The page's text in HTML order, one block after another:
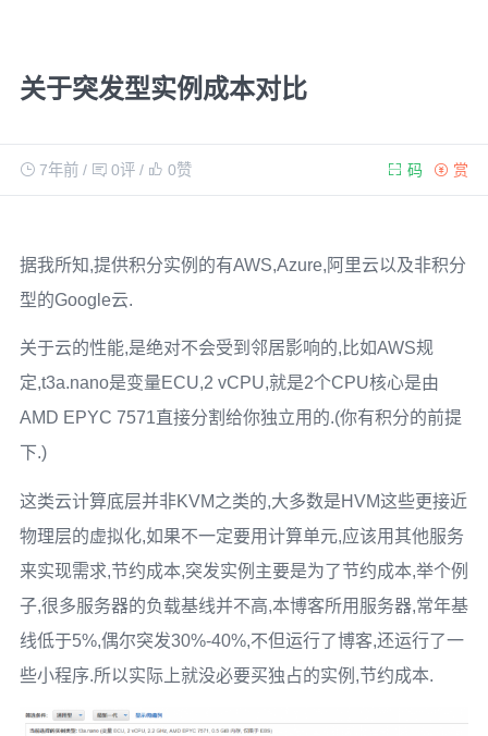
关于突发型实例成本对比
7年前/ 0评/ 0赞 赏
码
据我所知,提供积分实例的有AWS,Azure,阿里云以及非积分
型的Google云.
关于云的性能,是绝对不会受到邻居影响的,比如AWS规
定,t3a.nano是变量ECU,2 vCPU,就是2个CPU核心是由
AMD EPYC 7571直接分割给你独立用的.(你有积分的前提
下.)
这类云计算底层并非KVM之类的,大多数是HVM这些更接近
物理层的虚拟化,如果不一定要用计算单元,应该用其他服务
来实现需求,节约成本,突发实例主要是为了节约成本,举个例
子,很多服务器的负载基线并不高,本博客所用服务器,常年基
线低于5%,偶尔突发30%-40%,不但运行了博客,还运行了一
些小程序.所以实际上就没必要买独占的实例,节约成本.